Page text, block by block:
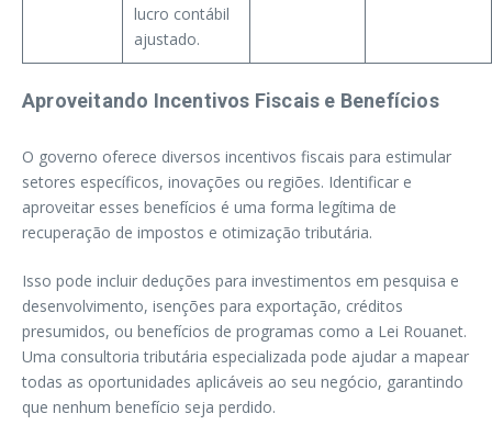
lucro contábil
ajustado.
Aproveitando Incentivos Fiscais e Benefícios
O governo oferece diversos incentivos fiscais para estimular
setores específicos, inovações ou regiões. Identificar e
aproveitar esses benefícios é uma forma legítima de
recuperação de impostos e otimização tributária.
Isso pode incluir deduções para investimentos em pesquisa e
desenvolvimento, isenções para exportação, créditos
presumidos, ou benefícios de programas como a Lei Rouanet.
Uma consultoria tributária especializada pode ajudar a mapear
todas as oportunidades aplicáveis ao seu negócio, garantindo
que nenhum benefício seja perdido.